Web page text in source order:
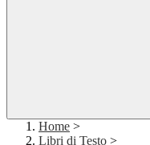
Home >
Libri di Testo >